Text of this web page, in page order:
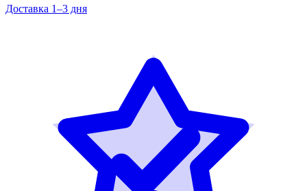
Доставка 1–3 дня